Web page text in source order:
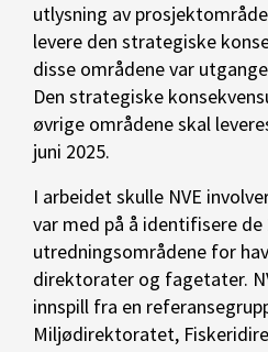
utlysning av
levere den strategiske
disse områdene var
Den strategiske
øvrige områdene skal
juni 2025.
I arbeidet skulle NVE
var med på å identifisere de
utredningsområdene for
direktorater og fagetater.
innspill fra en
Miljødirektoratet,